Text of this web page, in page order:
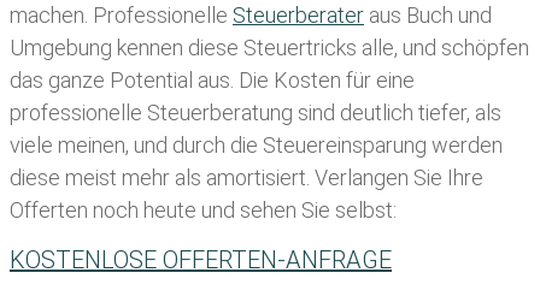
machen. Professionelle Steuerberater aus Buch und
Umgebung kennen diese Steuertricks alle, und schöpfen
das ganze Potential aus. Die Kosten für eine
professionelle Steuerberatung sind deutlich tiefer, als
viele meinen, und durch die Steuereinsparung werden
diese meist mehr als amortisiert. Verlangen Sie Ihre
Offerten noch heute und sehen Sie selbst:
KOSTENLOSE OFFERTEN-ANFRAGE